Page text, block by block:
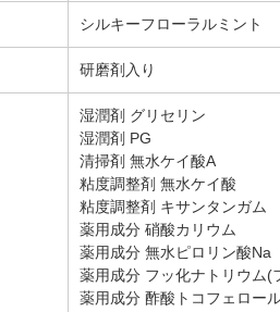
シルキーフローラルミント
研磨剤入り
湿潤剤 グリセリン
湿潤剤 PG
清掃剤 無水ケイ酸A
粘度調整剤 無水ケイ酸
粘度調整剤 キサンタンガム
薬用成分 硝酸カリウム
薬用成分 無水ピロリン酸Na
薬用成分 フッ化ナトリウム(
薬用成分 酢酸トコフェロー